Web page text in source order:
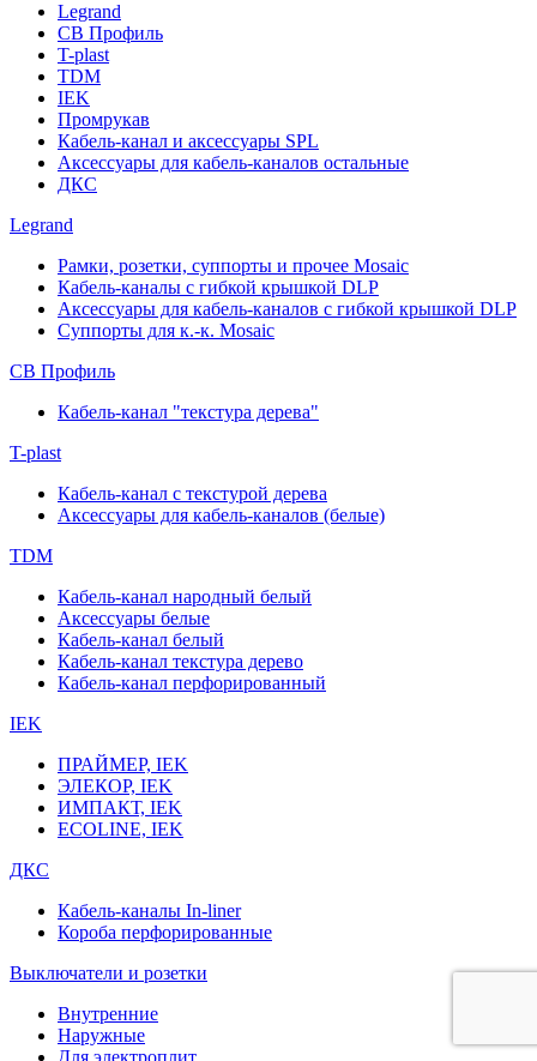
Legrand
СВ Профиль
T-plast
TDM
IEK
Промрукав
Кабель-канал и аксессуары SPL
Аксессуары для кабель-каналов остальные
ДКС
Legrand
Рамки, розетки, суппорты и прочее Mosaic
Кабель-каналы с гибкой крышкой DLP
Аксессуары для кабель-каналов с гибкой крышкой DLP
Суппорты для к.-к. Mosaic
СВ Профиль
Кабель-канал "текстура дерева"
T-plast
Кабель-канал с текстурой дерева
Аксессуары для кабель-каналов (белые)
TDM
Кабель-канал народный белый
Аксессуары белые
Кабель-канал белый
Кабель-канал текстура дерево
Кабель-канал перфорированный
IEK
ПРАЙМЕР, IEK
ЭЛЕКОР, IEK
ИМПАКТ, IEK
ECOLINE, IEK
ДКС
Кабель-каналы In-liner
Короба перфорированные
Выключатели и розетки
Внутренние
Наружные
Для электроплит